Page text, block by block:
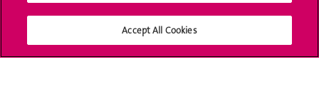
Médias sociaux UNIGE
Accept All Cookies